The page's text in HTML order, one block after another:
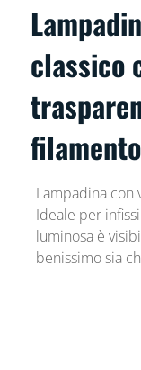
classico
filamento
Lampadina con
Ideale per
luminosa è
benissimo sia